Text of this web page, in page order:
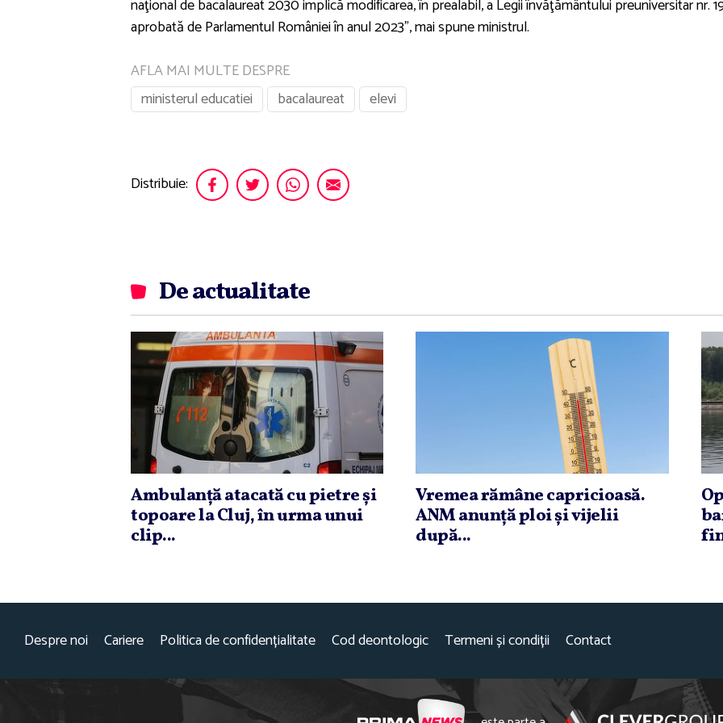
naţional de bacalaureat 2030 implică modificarea, în prealabil, a Legii învăţământului preuniversitar nr.
aprobată de Parlamentul României în anul 2023”, mai spune ministrul.
AFLA MAI MULTE DESPRE
ministerul educatiei
bacalaureat elevi
Distribuie:
De actualitate
Ambulanţă atacată cu pietre şi
topoare la Cluj, în urma unui
clip...
Vremea rămâne capricioasă.
ANM anunţă ploi şi vijelii
după...
Despre noi Cariere Politica de confidențialitate Cod deontologic Termeni și condiții Contact